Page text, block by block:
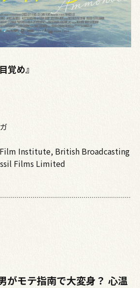
覚め』
Institute, British Broadcasting
Films Limited
がモテ指南で大変身？ 心温